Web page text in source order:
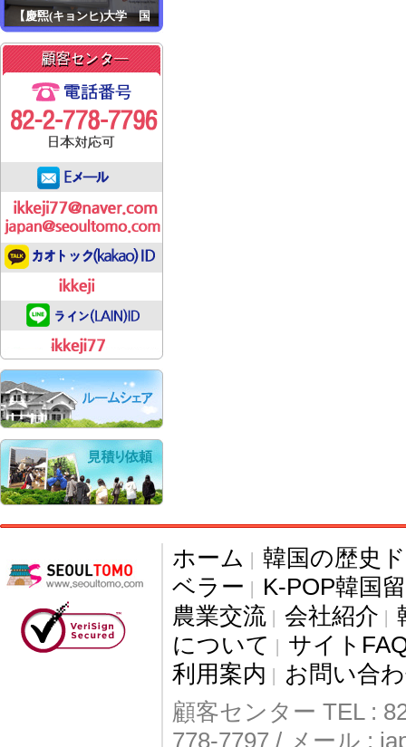
【慶煕(キョンヒ)大学 国際教..
ホーム | 韓国の歴史
ベラー | K-POP韓国
農業交流 | 会社紹介 |
について | サイト
利用案内 | お問い合
顧客センター TEL :
778-7797 / メール :